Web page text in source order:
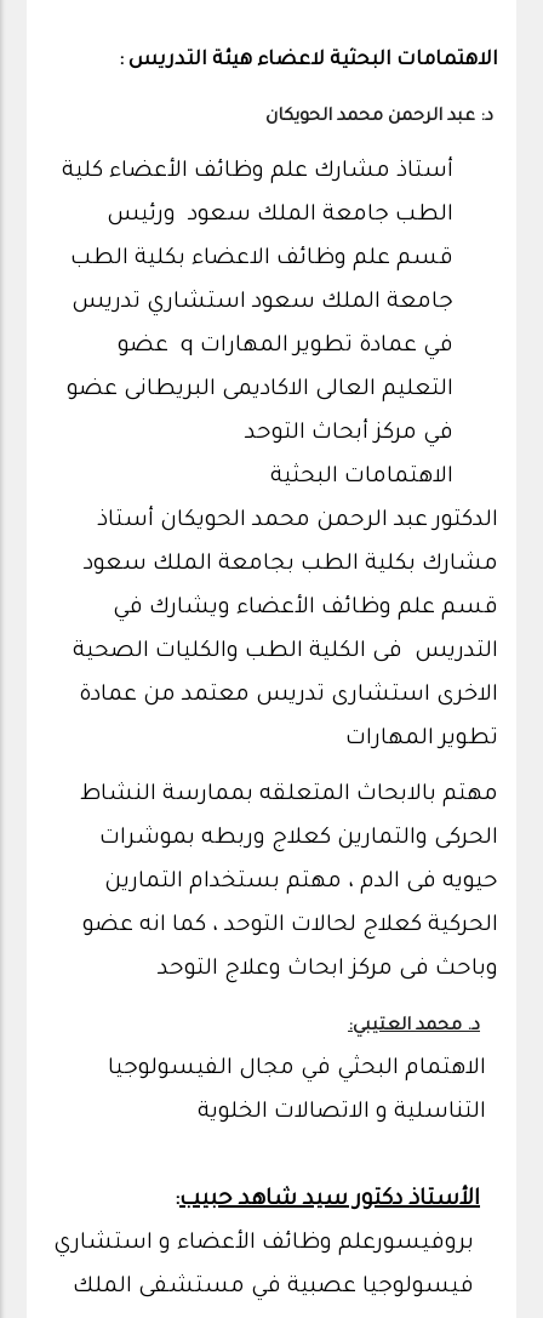
الاهتمامات البحثية لاعضاء هيئة التدريس :
د: عبد الرحمن محمد الحويكان
أستاذ مشارك علم وظائف الأعضاء كلية
الطب جامعة الملك سعود ورئيس
قسم علم وظائف الاعضاء بكلية الطب
جامعة الملك سعود استشاري تدريس
في عمادة تطوير المهارات q عضو
التعليم العالى الاكاديمى البريطانى عضو
في مركز أبحاث التوحد
الاهتمامات البحثية
الدكتور عبد الرحمن محمد الحويكان أستاذ
مشارك بكلية الطب بجامعة الملك سعود
قسم علم وظائف الأعضاء ويشارك في
التدريس فى الكلية الطب والكليات الصحية
الاخرى استشارى تدريس معتمد من عمادة
تطوير المهارات
مهتم بالابحاث المتعلقه بممارسة النشاط
الحركى والتمارين كعلاج وربطه بموشرات
حيويه فى الدم ، مهتم بستخدام التمارين
الحركية كعلاج لحالات التوحد ، كما انه عضو
وباحث فى مركز ابحاث وعلاج التوحد
د. محمد العتيبي:
الاهتمام البحثي في مجال الفيسولوجيا
التناسلية و الاتصالات الخلوية
الأستاذ دكتور سيد شاهد حبيب:
بروفيسورعلم وظائف الأعضاء و استشاري
فيسولوجيا عصبية في مستشفى الملك